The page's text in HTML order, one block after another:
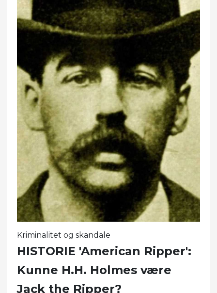
Kriminalitet og skandale
HISTORIE 'American Ripper':
Kunne H.H. Holmes være
Jack the Ripper?